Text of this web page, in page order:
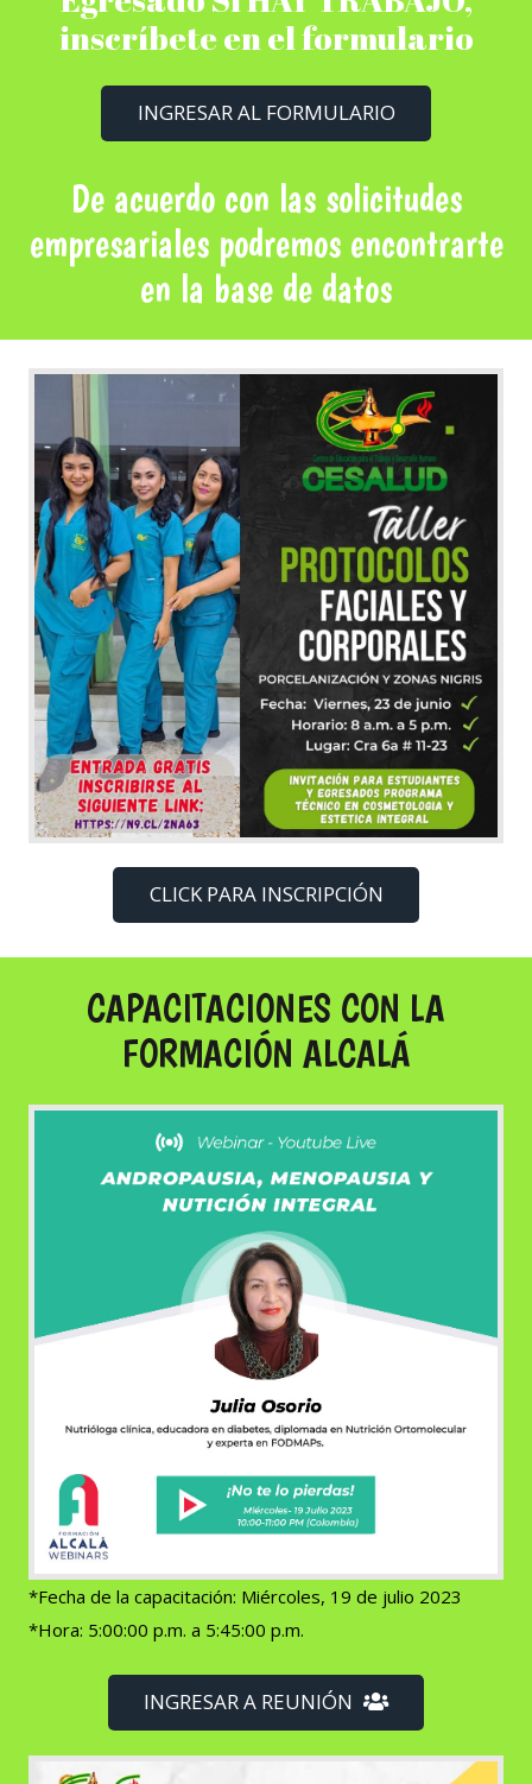
inscríbete en el formulario
INGRESAR AL FORMULARIO
De acuerdo con las solicitudes
empresariales podremos encontrarte
en la base de datos
CLICK PARA INSCRIPCIÓN
CAPACITACIONES CON LA
FORMACIÓN ALCALÁ
*Fecha de la capacitación: Miércoles, 19 de julio 2023
*Hora: 5:00:00 p.m. a 5:45:00 p.m.
INGRESAR A REUNIÓN